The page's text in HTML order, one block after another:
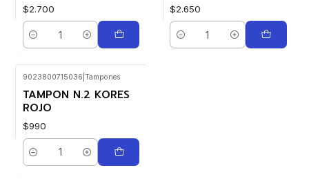
$2.700
Cantidad
$2.650
Cantidad
9023800715036 Tampones
TAMPON N.2 KORES
ROJO
$990
Cantidad